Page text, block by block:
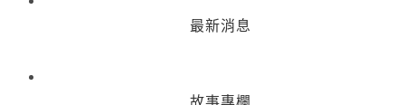
最新消息
故事專欄